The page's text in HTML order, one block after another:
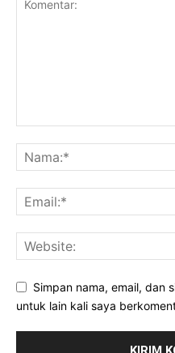
Simpan nama, email, dan
untuk lain kali saya